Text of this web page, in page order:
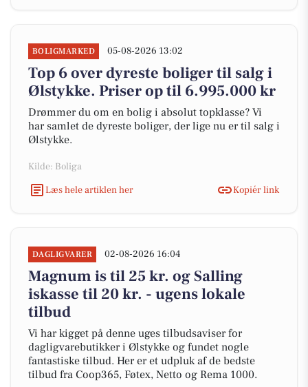
BOLIGMARKED 05-08-2026 13:02
Top 6 over dyreste boliger til salg i
Ølstykke. Priser op til 6.995.000 kr
Drømmer du om en bolig i absolut topklasse? Vi
har samlet de dyreste boliger, der lige nu er til salg i
Ølstykke.
Kilde: Boliga
Læs hele artiklen her
Kopiér link
DAGLIGVARER 02-08-2026 16:04
Magnum is til 25 kr. og Salling
iskasse til 20 kr. - ugens lokale
tilbud
Vi har kigget på denne uges tilbudsaviser for
dagligvarebutikker i Ølstykke og fundet nogle
fantastiske tilbud. Her er et udpluk af de bedste
tilbud fra Coop365, Føtex, Netto og Rema 1000.